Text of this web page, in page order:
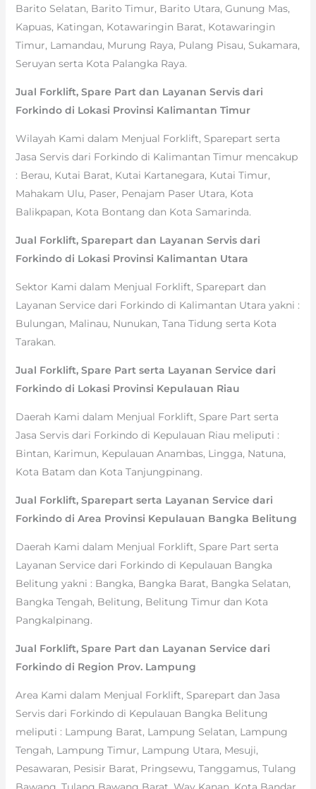
Barito Selatan, Barito Timur, Barito Utara, Gunung Mas,
Kapuas, Katingan, Kotawaringin Barat, Kotawaringin
Timur, Lamandau, Murung Raya, Pulang Pisau, Sukamara,
Seruyan serta Kota Palangka Raya.
Jual Forklift, Spare Part dan Layanan Servis dari
Forkindo di Lokasi Provinsi Kalimantan Timur
Wilayah Kami dalam Menjual Forklift, Sparepart serta
Jasa Servis dari Forkindo di Kalimantan Timur mencakup
: Berau, Kutai Barat, Kutai Kartanegara, Kutai Timur,
Mahakam Ulu, Paser, Penajam Paser Utara, Kota
Balikpapan, Kota Bontang dan Kota Samarinda.
Jual Forklift, Sparepart dan Layanan Servis dari
Forkindo di Lokasi Provinsi Kalimantan Utara
Sektor Kami dalam Menjual Forklift, Sparepart dan
Layanan Service dari Forkindo di Kalimantan Utara yakni :
Bulungan, Malinau, Nunukan, Tana Tidung serta Kota
Tarakan.
Jual Forklift, Spare Part serta Layanan Service dari
Forkindo di Lokasi Provinsi Kepulauan Riau
Daerah Kami dalam Menjual Forklift, Spare Part serta
Jasa Servis dari Forkindo di Kepulauan Riau meliputi :
Bintan, Karimun, Kepulauan Anambas, Lingga, Natuna,
Kota Batam dan Kota Tanjungpinang.
Jual Forklift, Sparepart serta Layanan Service dari
Forkindo di Area Provinsi Kepulauan Bangka Belitung
Daerah Kami dalam Menjual Forklift, Spare Part serta
Layanan Service dari Forkindo di Kepulauan Bangka
Belitung yakni : Bangka, Bangka Barat, Bangka Selatan,
Bangka Tengah, Belitung, Belitung Timur dan Kota
Pangkalpinang.
Jual Forklift, Spare Part dan Layanan Service dari
Forkindo di Region Prov. Lampung
Area Kami dalam Menjual Forklift, Sparepart dan Jasa
Servis dari Forkindo di Kepulauan Bangka Belitung
meliputi : Lampung Barat, Lampung Selatan, Lampung
Tengah, Lampung Timur, Lampung Utara, Mesuji,
Pesawaran, Pesisir Barat, Pringsewu, Tanggamus, Tulang